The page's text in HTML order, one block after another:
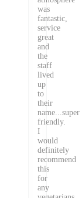
was
fantastic,
service
great
and
the
staff
lived
up
to
their
name...super
friendly.
I
would
definitely
recommend
this
for
any